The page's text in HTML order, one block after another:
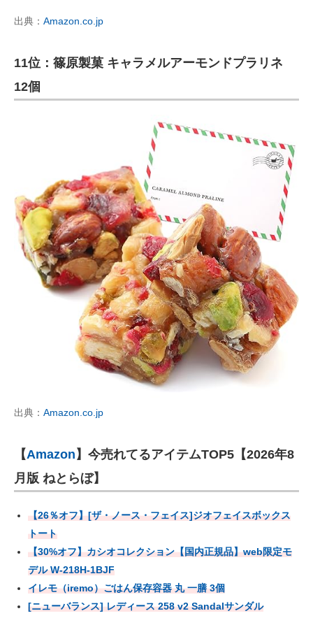
出典： Amazon.co.jp
11位：篠原製菓 キャラメルアーモンドプラリネ
12個
出典： Amazon.co.jp
【Amazon 】今売れてるアイテムTOP5【2026年8
月版 ねとらぼ】
【26％オフ】[ザ・ノース・フェイス]ジオフェイスボックス
トート
【30%オフ】カシオコレクション【国内正規品】web限定モ
デル W-218H-1BJF
イレモ（iremo）ごはん保存容器 丸 一膳 3個
[ニューバランス] レディース 258 v2 Sandalサンダル